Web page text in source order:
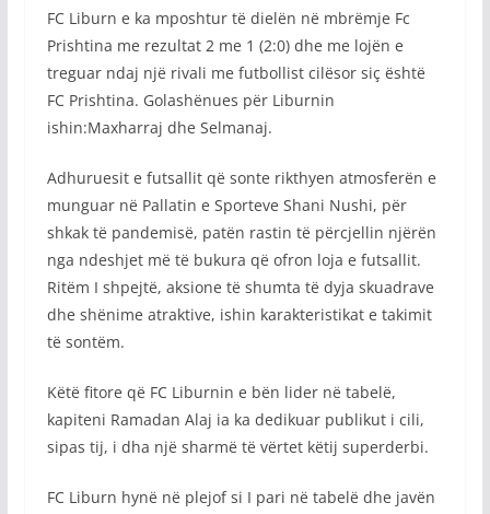
FC Liburn e ka mposhtur të dielën në mbrëmje Fc
Prishtina me rezultat 2 me 1 (2:0) dhe me lojën e
treguar ndaj një rivali me futbollist cilësor siç është
FC Prishtina. Golashënues për Liburnin
ishin:Maxharraj dhe Selmanaj.
Adhuruesit e futsallit që sonte rikthyen atmosferën e
munguar në Pallatin e Sporteve Shani Nushi, për
shkak të pandemisë, patën rastin të përcjellin njërën
nga ndeshjet më të bukura që ofron loja e futsallit.
Ritëm I shpejtë, aksione të shumta të dyja skuadrave
dhe shënime atraktive, ishin karakteristikat e takimit
të sontëm.
Këtë fitore që FC Liburnin e bën lider në tabelë,
kapiteni Ramadan Alaj ia ka dedikuar publikut i cili,
sipas tij, i dha një sharmë të vërtet këtij superderbi.
FC Liburn hynë në plejof si I pari në tabelë dhe javën